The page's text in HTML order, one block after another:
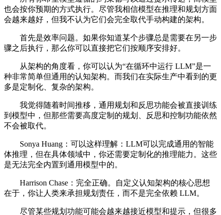
也会按你预期的方式执行。尽管我相信模型在推理和规划方面
会越来越好，但我不认为它们会完全取代手动构建的架构。
首先是效率问题。如果你知道某个步骤总是需要在另一步
骤之后执行，那么你可以直接把它们按顺序安排好。
从架构的角度看，你可以认为“在循环中运行 LLM”是一
种非常简单但通用的认知架构。而我们在实际生产中看到的更
多是定制化、复杂的架构。
我觉得随着时间推移，通用规划和反思功能会被直接训练
到模型中，但那些需要高度定制的规划、反思和控制功能依然
不会被取代。
Sonya Huang：可以这样理解：LLM可以完成通用的智能
体推理，但在具体领域中，你还需要定制化的推理能力。这些
是无法完全内置到通用模型中的。
Harrison Chase：完全正确。自定义认知架构的核心思想
在于，你让人类来承担规划责任，而不是完全依赖 LLM。
尽管某些规划功能可能会越来越接近模型和提示，但很多